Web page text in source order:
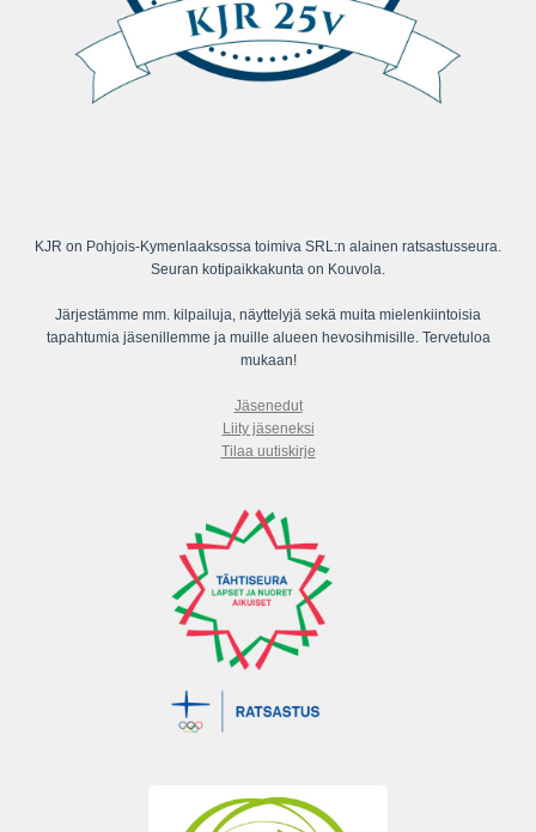
KJR on Pohjois-Kymenlaaksossa toimiva SRL:n alainen ratsastusseura.
Seuran kotipaikkakunta on Kouvola.
Järjestämme mm. kilpailuja, näyttelyjä sekä muita mielenkiintoisia
tapahtumia jäsenillemme ja muille alueen hevosihmisille. Tervetuloa
mukaan!
Jäsenedut
Liity jäseneksi
Tilaa uutiskirje